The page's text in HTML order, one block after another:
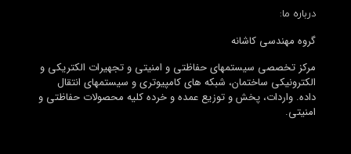
درباره ما:
گروه مهندسی کاشانه
مرکز تخصصی سیستمهای حفاظتی و امنیتی و تجهیرات الکتریکی و
الکترونیکی ساختمان، شبکه های کامپیوتری و سیستمهای انتقال
داده. واردات، پخش و توزیع عمده و خرده کلیه محصولات حفاظتی و
امنیتی.